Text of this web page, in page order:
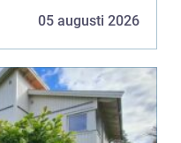
05 augusti 2026